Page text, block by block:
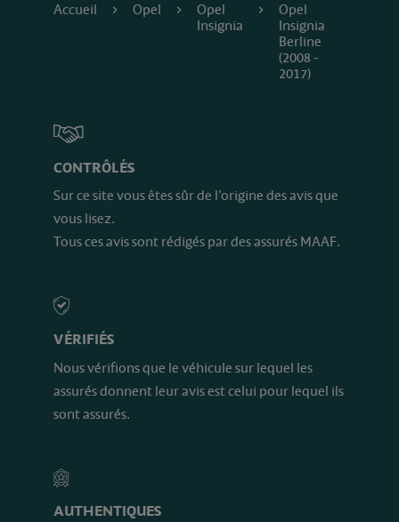
Accueil Opel
Opel
Insignia
Opel
Insignia
Berline
(2008 -
2017)
CONTRÔLÉS
Sur ce site vous êtes sûr de l’origine des avis que
vous lisez.
Tous ces avis sont rédigés par des assurés MAAF.
VÉRIFIÉS
Nous vérifions que le véhicule sur lequel les
assurés donnent leur avis est celui pour lequel ils
sont assurés.
AUTHENTIQUES